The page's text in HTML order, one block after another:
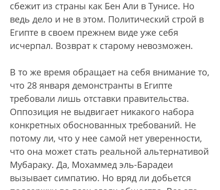
сбежит из страны как Бен Али в Тунисе. Но
ведь дело и не в этом. Политический строй в
Египте в своем прежнем виде уже себя
исчерпал. Возврат к старому невозможен.
В то же время обращает на себя внимание то,
что 28 января демонстранты в Египте
требовали лишь отставки правительства.
Оппозиция не выдвигает никакого набора
конкретных обоснованных требований. Не
потому ли, что у нее самой нет уверенности,
что она может стать реальной альтернативой
Мубараку. Да, Мохаммед эль-Барадеи
вызывает симпатию. Но вряд ли добьется